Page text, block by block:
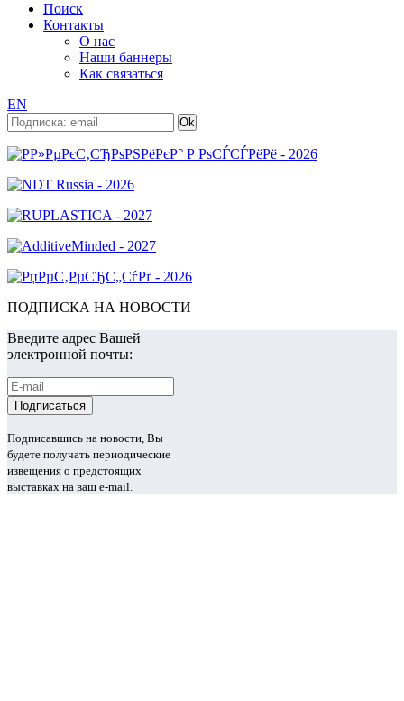
Поиск
Контакты
О нас
Наши баннеры
Как связаться
EN
ПОДПИСКА НА НОВОСТИ
Введите адрес Вашей
электронной почты:
Подписавшись на новости, Вы
будете получать периодические
извещения о предстоящих
выставках на ваш e-mail.